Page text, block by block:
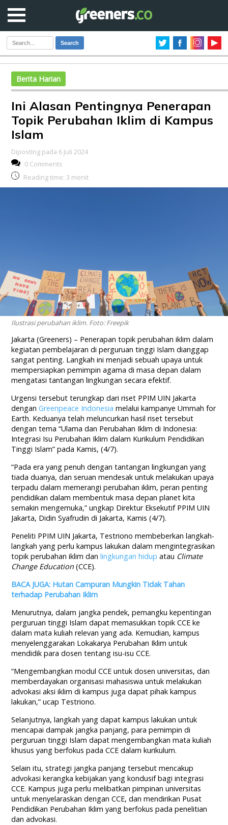
Search
Berita Harian
Ini Alasan Pentingnya Penerapan
Topik Perubahan Iklim di Kampus
Islam
Diposting pada 6 Juli 2024
0 Comments
Reading time: 3 menit
Ilustrasi perubahan iklim. Foto: Freepik
Jakarta (Greeners) – Penerapan topik perubahan iklim dalam
kegiatan pembelajaran di perguruan tinggi Islam dianggap
sangat penting. Langkah ini menjadi sebuah upayauntuk
mempersiapkan pemimpin agama di masa depan dalam
mengatasi tantangan lingkungan secara efektif.
Urgensi tersebut terungkap dari riset PPIM UIN Jakarta
denganGreenpeace Indonesia melalui kampanye Ummah for
Earth. Keduanya telah meluncurkan hasil riset tersebut
dengan tema “Ulama dan Perubahan Iklim di Indonesia:
Integrasi Isu Perubahan Iklim dalam Kurikulum Pendidikan
Tinggi Islam” pada Kamis, (4/7).
“Pada era yang penuh dengan tantangan lingkungan yang
tiada duanya, dan seruan mendesak untuk melakukan upaya
terpadu dalam memerangi perubahan iklim, peran penting
pendidikan dalam membentuk masa depan planet kita
semakin mengemuka,” ungkap Direktur Eksekutif PPIM UIN
Jakarta, Didin Syafrudin di Jakarta, Kamis (4/7).
Peneliti PPIM UIN Jakarta, Testriono membeberkan langkah-
langkah yang perlu kampus lakukan dalam mengintegrasikan
topik perubahan iklim danlingkungan hidup atau Climate
Change Education (CCE).
BACA JUGA: Hutan Campuran Mungkin Tidak Tahan
terhadap Perubahan Iklim
Menurutnya, dalam jangka pendek, pemangku kepentingan
perguruan tinggi Islam dapat memasukkan topik CCE ke
dalam mata kuliah relevan yang ada. Kemudian, kampus
menyelenggarakan Lokakarya Perubahan Iklim untuk
mendidik para dosen tentang isu-isu CCE.
“Mengembangkan modul CCE untuk dosen universitas, dan
memberdayakan organisasi mahasiswa untuk melakukan
advokasi aksi iklim di kampus juga dapat pihak kampus
lakukan,” ucap Testriono.
Selanjutnya, langkah yang dapat kampus lakukan untuk
mencapai dampak jangka panjang, para pemimpin di
perguruan tinggi Islam dapat mengembangkan mata kuliah
khusus yang berfokus pada CCE dalam kurikulum.
Selain itu, strategi jangka panjang tersebut mencakup
advokasi kerangka kebijakan yang kondusif bagi integrasi
CCE. Kampus juga perlu melibatkan pimpinan universitas
untuk menyelaraskan dengan CCE, dan mendirikan Pusat
Pendidikan Perubahan Iklim yang berfokus pada penelitian
dan advokasi.